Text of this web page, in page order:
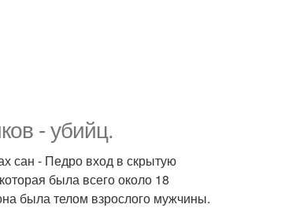
- убийц.
сан - Педро вход в скрытую
была всего около 18
была телом взрослого мужчины.